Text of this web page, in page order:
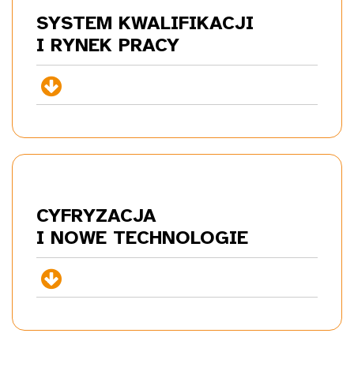
SYSTEM KWALIFIKACJI
I RYNEK PRACY
+
CYFRYZACJA
I NOWE TECHNOLOGIE
+